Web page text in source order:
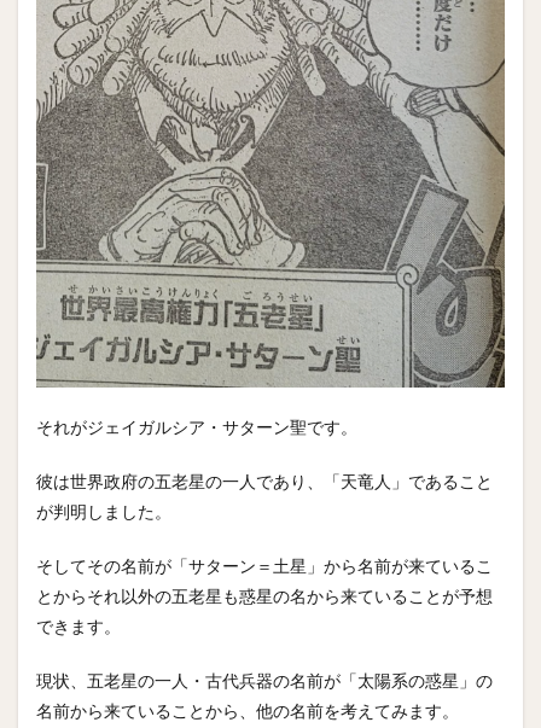
それがジェイガルシア・サターン聖です。
彼は世界政府の五老星の一人であり、「天竜人」であること
が判明しました。
そしてその名前が「サターン＝土星」から名前が来ているこ
とからそれ以外の五老星も惑星の名から来ていることが予想
できます。
現状、五老星の一人・古代兵器の名前が「太陽系の惑星」の
名前から来ていることから、他の名前を考えてみます。